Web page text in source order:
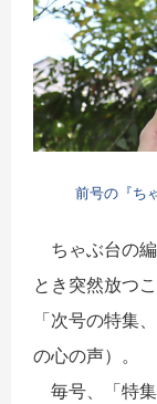
前号の『ち
ちゃぶ台の
とき突然放つこ
「次号の特
の心の声）。
毎号、「特